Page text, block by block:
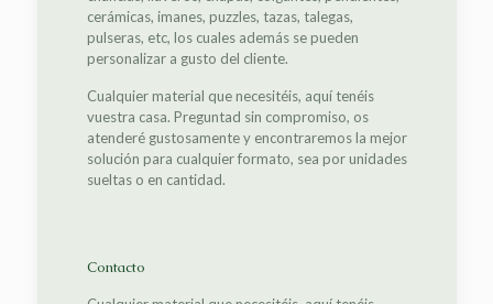
cerámicas, imanes, puzzles, tazas, talegas,
pulseras, etc, los cuales además se pueden
personalizar a gusto del cliente.
Cualquier material que necesitéis, aquí tenéis
vuestra casa. Preguntad sin compromiso, os
atenderé gustosamente y encontraremos la mejor
solución para cualquier formato, sea por unidades
sueltas o en cantidad.
Contacto